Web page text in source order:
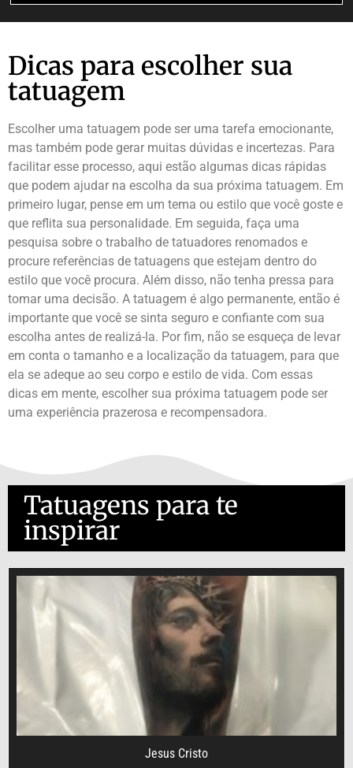
Dicas para escolher sua
tatuagem
Escolher uma tatuagem pode ser uma tarefa emocionante,
mas também pode gerar muitas dúvidas e incertezas. Para
facilitar esse processo, aqui estão algumas dicas rápidas
que podem ajudar na escolha da sua próxima tatuagem. Em
primeiro lugar, pense em um tema ou estilo que você goste e
que reflita sua personalidade. Em seguida, faça uma
pesquisa sobre o trabalho de tatuadores renomados e
procure referências de tatuagens que estejam dentro do
estilo que você procura. Além disso, não tenha pressa para
tomar uma decisão. A tatuagem é algo permanente, então é
importante que você se sinta seguro e confiante com sua
escolha antes de realizá-la. Por fim, não se esqueça de levar
em conta o tamanho e a localização da tatuagem, para que
ela se adeque ao seu corpo e estilo de vida. Com essas
dicas em mente, escolher sua próxima tatuagem pode ser
uma experiência prazerosa e recompensadora.
Tatuagens para te
inspirar
Jesus Cristo